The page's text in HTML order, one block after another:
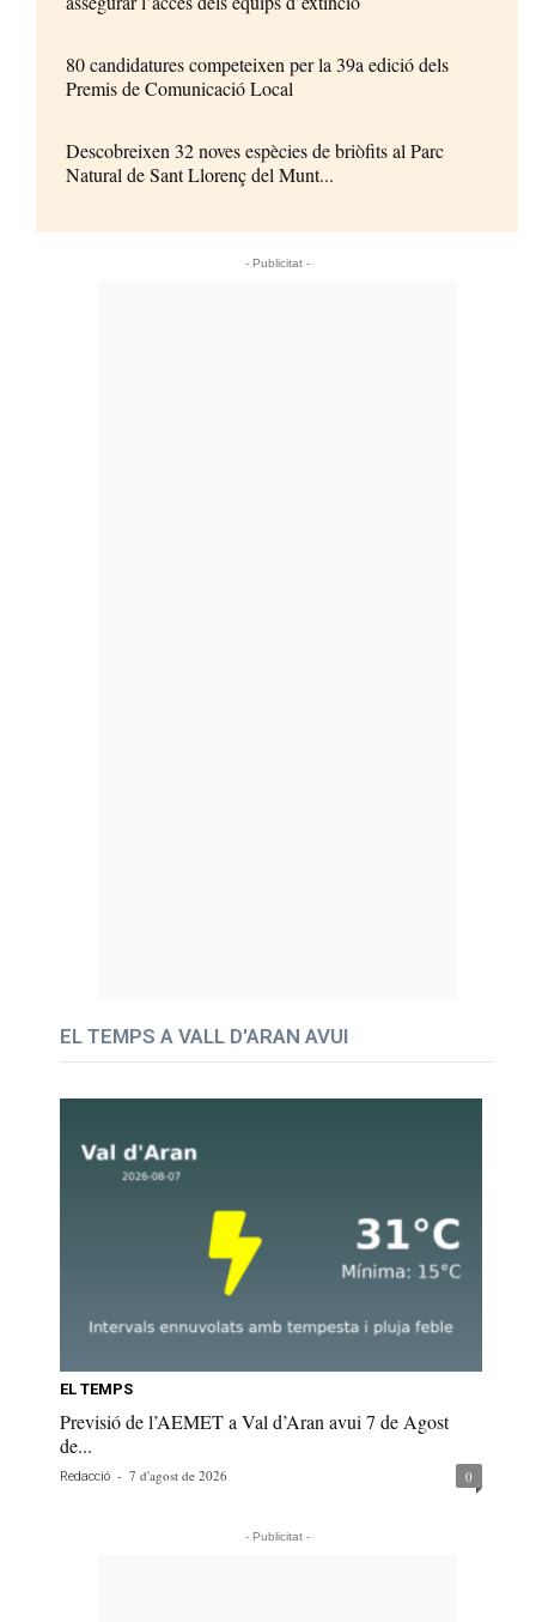
80 candidatures competeixen per la 39a edició dels
Premis de Comunicació Local
Descobreixen 32 noves espècies de briòfits al Parc
Natural de Sant Llorenç del Munt...
- Publicitat -
EL TEMPS A VALL D'ARAN AVUI
EL TEMPS
Previsió de l’AEMET a Val d’Aran avui 7 de Agost
de...
Redacció - 7 d'agost de 2026 0
- Publicitat -